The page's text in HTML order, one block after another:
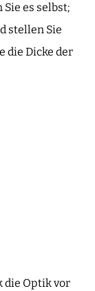
es selbst;
stellen Sie
die Dicke der
die Optik vor